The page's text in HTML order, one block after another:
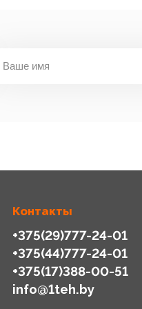
Контакты
+375(29)777-24-01
+375(44)777-24-01
+375(17)388-00-51
info@1teh.by